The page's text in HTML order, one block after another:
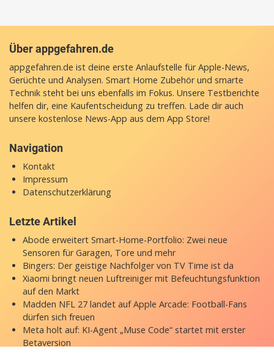
Über appgefahren.de
appgefahren.de ist deine erste Anlaufstelle für Apple-News,
Gerüchte und Analysen. Smart Home Zubehör und smarte
Technik steht bei uns ebenfalls im Fokus. Unsere Testberichte
helfen dir, eine Kaufentscheidung zu treffen. Lade dir auch
unsere kostenlose News-App aus dem App Store!
Navigation
Kontakt
Impressum
Datenschutzerklärung
Letzte Artikel
Abode erweitert Smart-Home-Portfolio: Zwei neue
Sensoren für Garagen, Tore und mehr
Bingers: Der geistige Nachfolger von TV Time ist da
Xiaomi bringt neuen Luftreiniger mit Befeuchtungsfunktion
auf den Markt
Madden NFL 27 landet auf Apple Arcade: Football-Fans
dürfen sich freuen
Meta holt auf: KI-Agent „Muse Code“ startet mit erster
Betaversion